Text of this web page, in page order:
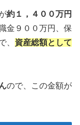
約１，４００万円
金９００万円、保
、 資産総額として
ので、この金額が